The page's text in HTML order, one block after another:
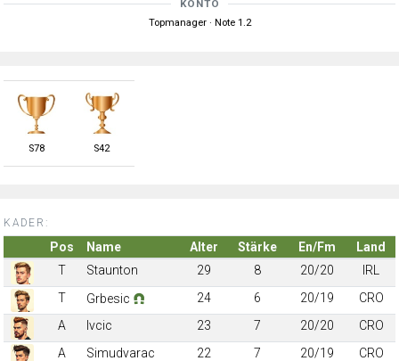
KONTO
Topmanager · Note 1.2
S78 S42
KADER:
Pos Name Alter Stärke En/Fm
Land
T
Staunton 29 8 20/20
IRL
T
Grbesic 24 6 20/19
CRO
A
Ivcic 23 7 20/20
CRO
A
Simudvarac 22 7 20/19
CRO